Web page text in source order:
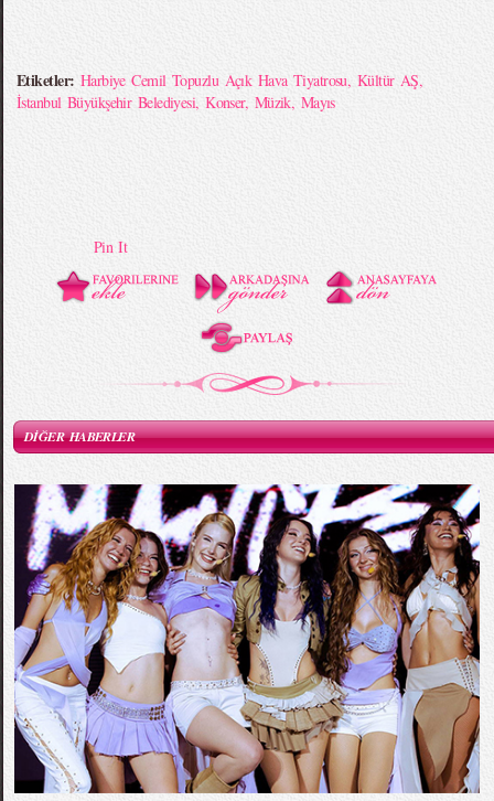
Etiketler: Harbiye Cemil Topuzlu Açık Hava Tiyatrosu, Kültür AŞ,
İstanbul Büyükşehir Belediyesi,Konser, Müzik, Mayıs
Pin It
DİĞER HABERLER